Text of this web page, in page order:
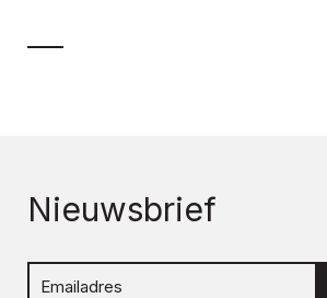
Nieuwsbrief